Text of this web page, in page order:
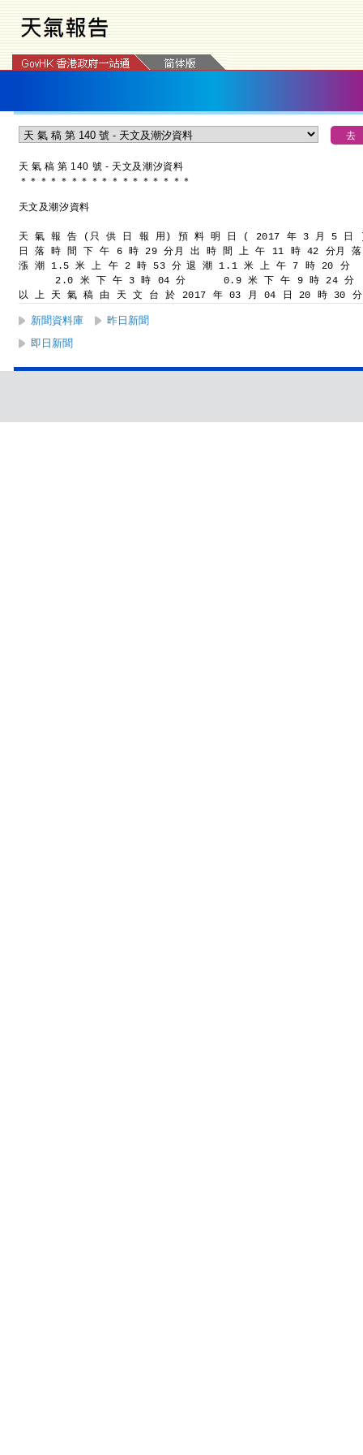
天 氣 稿 第 140 號 - 天文及潮汐資料
＊ ＊ ＊ ＊ ＊ ＊ ＊ ＊ ＊ ＊ ＊ ＊ ＊ ＊ ＊ ＊ ＊
天文及潮汐資料
天 氣 報 告 (只 供 日 報 用)
預 料 明 日 ( 2017 年 3 月 5 日
日 落 時 間 下 午 6 時 29 分月 出 時 間 上 午 11 時 42 分月
漲 潮 1.5 米 上 午 2 時 53 分
      2.0 米 下 午 3 時 04 分
退 潮 1.1 米 上 午 7 時 20 分
      0.9 米 下 午 9 時 24 分
以 上 天 氣 稿 由 天 文 台 於 2017 年 03 月 04 日 20 時 30
新聞資料庫
昨日新聞
即日新聞